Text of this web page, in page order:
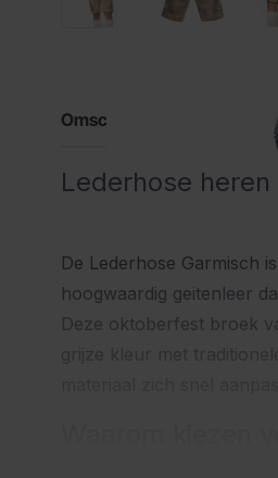
Omschrijving
Lederhose
De Lederhose Garmisch
hoogwaardig geitenleer
Deze oktoberfest broek
grijze kleur met